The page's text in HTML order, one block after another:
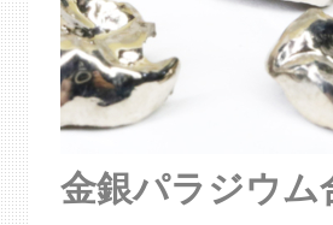
金銀パラジウム